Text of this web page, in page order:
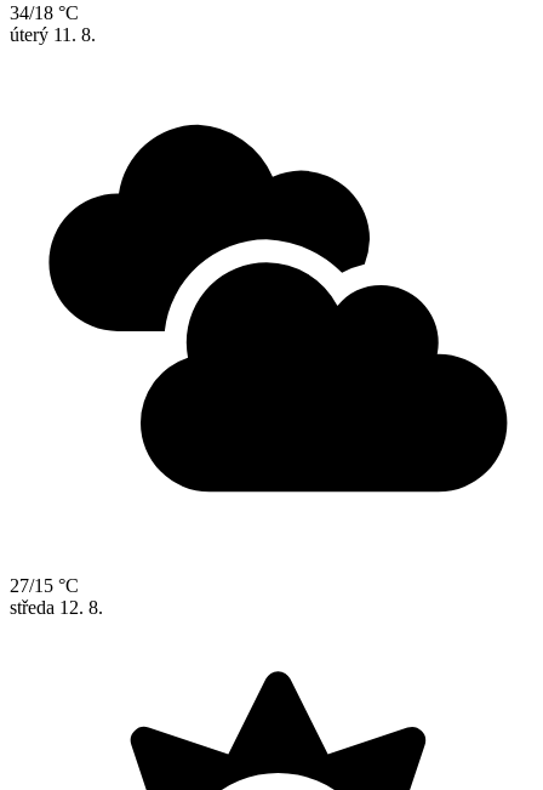
34/18 °C
úterý 11. 8.
27/15 °C
středa 12. 8.